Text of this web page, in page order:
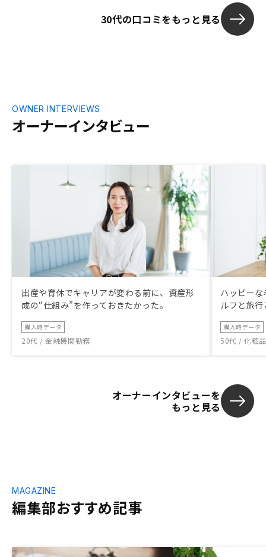
動産を持つこ
・④で収支プ
るシミュレー
い ・レスポ
字脱字がない
も、丁寧に説
など） ・物
（他社だと難
社にライセン
で、秘匿とす
思いますが、
かけているか
た。
30代の口コミをもっと見る
オーナーインタビュー
OWNER INTERVIEWS
出産や育休でキャリアが変わる前に、資産形
成の“仕組み”を作っておきたかった。
購入時データ
20代 / 金融機関勤務
ハッピー
ルフと旅
購入時データ
50代 / 化粧
オーナーインタビューを
もっと見る
編集部おすすめ記事
MAGAZINE